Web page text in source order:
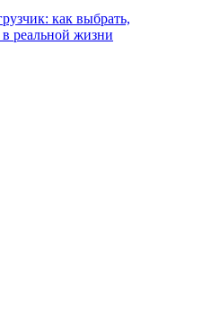
как выбрать,
в реальной жизни